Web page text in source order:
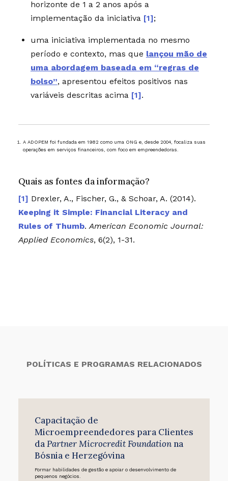
horizonte de 1 a 2 anos após a
implementação da iniciativa [1];
uma iniciativa implementada no mesmo
período e contexto, mas que lançou mão de
uma abordagem baseada em “regras de
bolso”, apresentou efeitos positivos nas
variáveis descritas acima [1].
A ADOPEM foi fundada em 1982 como uma ONG e, desde 2004, focaliza suas
operações em serviços financeiros, com foco em empreendedoras.
Quais as fontes da informação?
Drexler, A., Fischer, G., & Schoar, A. (2014).
Keeping it Simple: Financial Literacy and
Rules of Thumb.American Economic Journal:
Applied Economics, 6(2), 1-31.
POLÍTICAS E PROGRAMAS RELACIONADOS
Capacitação de
Microempreendedores para Clientes
daPartner Microcredit Foundationna
Bósnia e Herzegóvina
Formar habilidades de gestão e apoiar o desenvolvimento de
pequenos negócios.